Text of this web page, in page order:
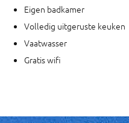
Eigen badkamer
Volledig uitgeruste keuken
Vaatwasser
Gratis wifi